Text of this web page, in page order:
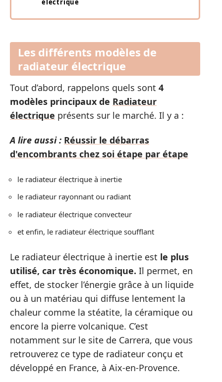
électrique
Les différents modèles de
radiateur électrique
Tout d’abord, rappelons quels sont 4
modèles principaux de Radiateur
électrique présents sur le marché. Il y a :
A lire aussi : Réussir le débarras
d'encombrants chez soi étape par étape
le radiateur électrique à inertie
le radiateur rayonnant ou radiant
le radiateur électrique convecteur
et enfin, le radiateur électrique soufflant
Le radiateur électrique à inertie est le plus
utilisé, car très économique. Il permet, en
effet, de stocker l’énergie grâce à un liquide
ou à un matériau qui diffuse lentement la
chaleur comme la stéatite, la céramique ou
encore la pierre volcanique. C’est
notamment sur le site de Carrera, que vous
retrouverez ce type de radiateur conçu et
développé en France, à Aix-en-Provence.